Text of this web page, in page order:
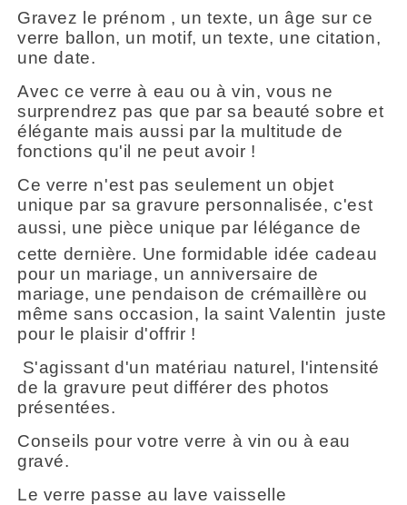
Gravez le prénom , un texte, un âge sur ce
verre ballon, un motif, un texte, une citation,
une date.
Avec ce verre à eau ou à vin, vous ne
surprendrez pas que par sa beauté sobre et
élégante mais aussi par la multitude de
fonctions qu'il ne peut avoir !
Ce verre n'est pas seulement un objet
unique par sa gravure personnalisée, c'est
aussi, une pièce unique par lélégance de
cette dernière. Une formidable idée cadeau
pour un mariage, un anniversaire de
mariage, une pendaison de crémaillère ou
même sans occasion, la saint Valentin juste
pour le plaisir d'offrir !
S'agissant d'un matériau naturel, l'intensité
de la gravure peut différer des photos
présentées.
Conseils pour votre verre à vin ou à eau
gravé.
Le verre passe au lave vaisselle